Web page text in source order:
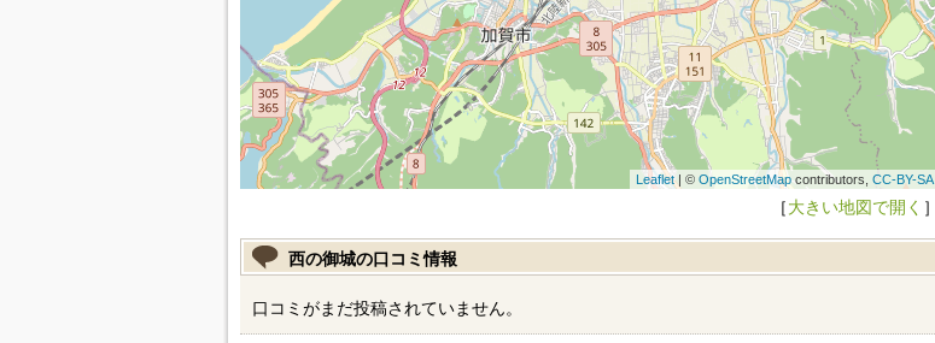
Leaflet| © OpenStreetMapcontributors, CC-BY-SA
［大きい地図で開く ］
西の御城の口コミ情報
口コミがまだ投稿されていません。